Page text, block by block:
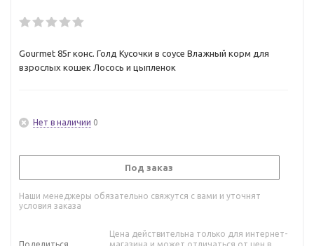
Gourmet 85г конс. Голд Кусочки в соусе Влажный корм для
взрослых кошек Лосось и цыпленок
Нет в наличии 0
Под заказ
Наши менеджеры обязательно свяжутся с вами и уточнят
условия заказа
Цена действительна только для интернет-